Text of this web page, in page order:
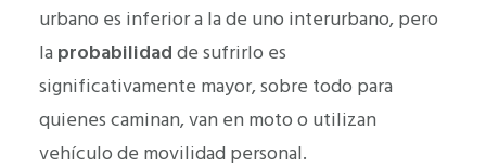
urbano es inferior a la de uno interurbano, pero
la probabilidad de sufrirlo es
significativamente mayor, sobre todo para
quienes caminan, van en moto o utilizan
vehículo de movilidad personal.